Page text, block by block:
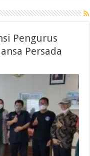
Pengurus
Persada